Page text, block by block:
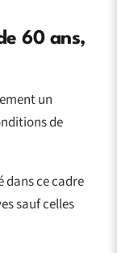
60 ans,
un
de
dans ce cadre
sauf celles